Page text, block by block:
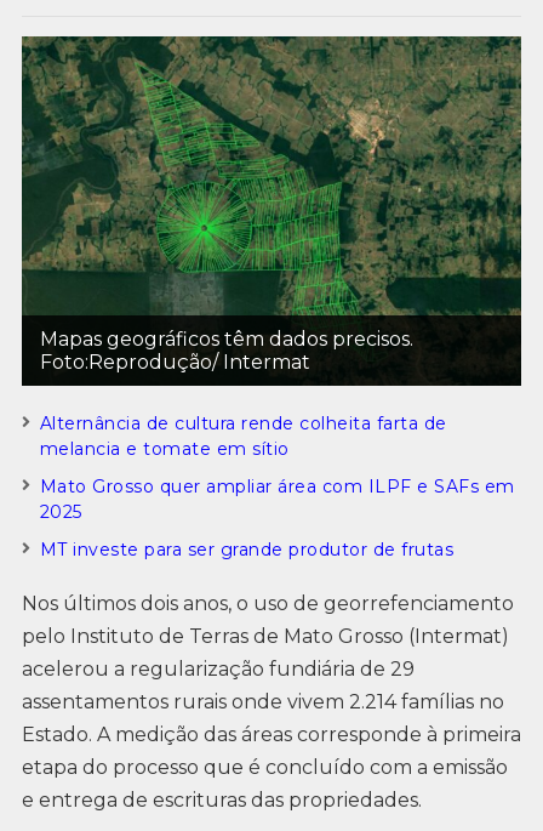
Mapas geográficos têm dados precisos.
Foto:Reprodução/ Intermat
Alternância de cultura rende colheita farta de
melancia e tomate em sítio
Mato Grosso quer ampliar área com ILPF e SAFs em
2025
MT investe para ser grande produtor de frutas
Nos últimos dois anos, o uso de georrefenciamento
pelo Instituto de Terras de Mato Grosso (Intermat)
acelerou a regularização fundiária de 29
assentamentos rurais onde vivem 2.214 famílias no
Estado. A medição das áreas corresponde à primeira
etapa do processo que é concluído com a emissão
e entrega de escrituras das propriedades.